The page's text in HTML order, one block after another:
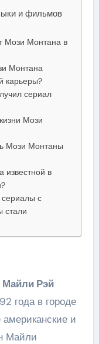
и фильмов
Мози Монтана в
Монтана
карьеры?
сериал
Мози
Мози Монтаны
известной в
с
стали
Майли Рэй
года в городе
и
Майли